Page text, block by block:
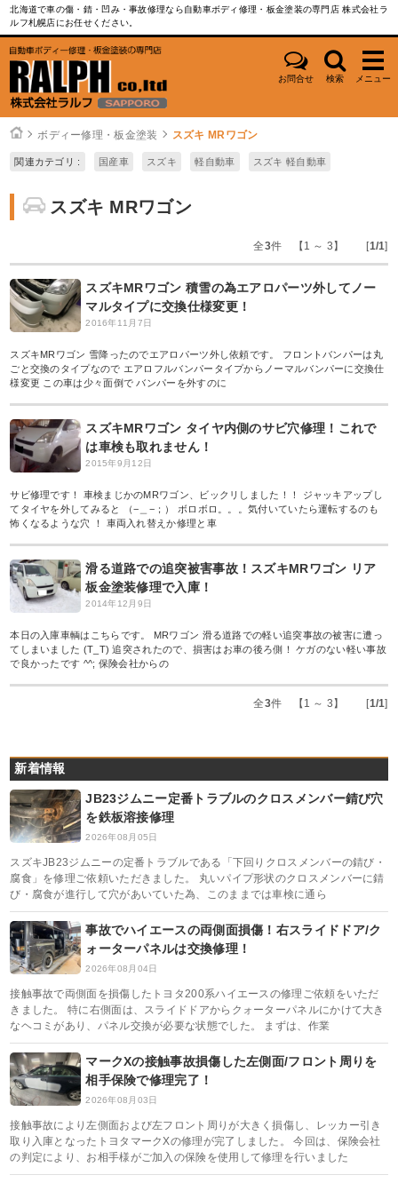
北海道で車の傷・錆・凹み・事故修理なら自動車ボディ修理・板金塗装の専門店 株式会社ラ
ルフ札幌店にお任せください。
お問合せ 検索 メニュー
ボディー修理・板金塗装 スズキ MRワゴン
関連カテゴリ : 国産車 スズキ 軽自動車 スズキ 軽自動車
スズキ MRワゴン
全3件 【1 ～ 3】 [1/1]
スズキMRワゴン 積雪の為エアロパーツ外してノー
マルタイプに交換仕様変更！
2016年11月7日
スズキMRワゴン 雪降ったのでエアロパーツ外し依頼です。 フロントバンパーは丸
ごと交換のタイプなので エアロフルバンパータイプからノーマルバンパーに交換仕
様変更 この車は少々面倒で バンパーを外すのに
スズキMRワゴン タイヤ内側のサビ穴修理！これで
は車検も取れません！
2015年9月12日
サビ修理です！ 車検まじかのMRワゴン、ビックリしました！！ ジャッキアップし
てタイヤを外してみると （−＿−；） ボロボロ。。。気付いていたら運転するのも
怖くなるような穴 ！ 車両入れ替えか修理と車
滑る道路での追突被害事故！スズキMRワゴン リア
板金塗装修理で入庫！
2014年12月9日
本日の入庫車輌はこちらです。 MRワゴン 滑る道路での軽い追突事故の被害に遭っ
てしまいました (T_T) 追突されたので、損害はお車の後ろ側！ ケガのない軽い事故
で良かったです ^^; 保険会社からの
全3件 【1 ～ 3】 [1/1]
新着情報
JB23ジムニー定番トラブルのクロスメンバー錆び穴
を鉄板溶接修理
2026年08月05日
スズキJB23ジムニーの定番トラブルである「下回りクロスメンバーの錆び・
腐食」を修理ご依頼いただきました。 丸いパイプ形状のクロスメンバーに錆
び・腐食が進行して穴があいていた為、このままでは車検に通ら
事故でハイエースの両側面損傷！右スライドドア/ク
ォーターパネルは交換修理！
2026年08月04日
接触事故で両側面を損傷したトヨタ200系ハイエースの修理ご依頼をいただ
きました。 特に右側面は、スライドドアからクォーターパネルにかけて大き
なヘコミがあり、パネル交換が必要な状態でした。 まずは、作業
マークXの接触事故損傷した左側面/フロント周りを
相手保険で修理完了！
2026年08月03日
接触事故により左側面および左フロント周りが大きく損傷し、レッカー引き
取り入庫となったトヨタマークXの修理が完了しました。 今回は、保険会社
の判定により、お相手様がご加入の保険を使用して修理を行いました